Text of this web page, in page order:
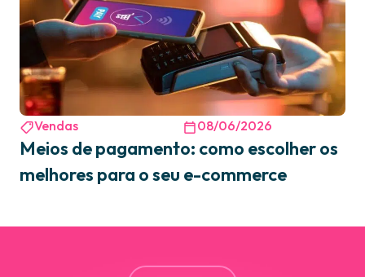
Vendas 08/06/2026
Meios de pagamento: como escolher os
melhores para o seu e-commerce